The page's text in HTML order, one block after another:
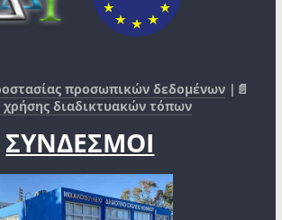
προσωπικών δεδομένων |📄
διαδικτυακών τόπων
ΣΥΝΔΕΣΜΟΙ